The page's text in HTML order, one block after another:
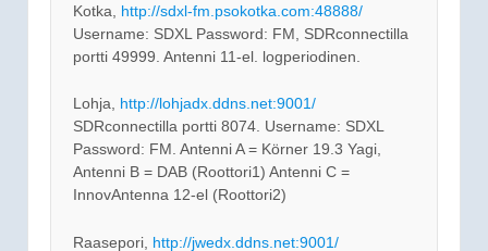
Kotka, http://sdxl-fm.psokotka.com:48888/
Username: SDXL Password: FM, SDRconnectilla
portti 49999. Antenni 11-el. logperiodinen.
Lohja, http://lohjadx.ddns.net:9001/
SDRconnectilla portti 8074. Username: SDXL
Password: FM. Antenni A = Körner 19.3 Yagi,
Antenni B = DAB (Roottori1) Antenni C =
InnovAntenna 12-el (Roottori2)
Raasepori, http://jwedx.ddns.net:9001/